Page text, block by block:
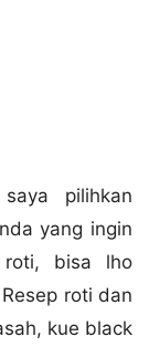
pilihkan
yang ingin
roti, bisa lho
roti dan
kue black